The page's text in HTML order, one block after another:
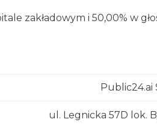
zakładowym i 50,00% w
Public24.ai
ul. Legnicka 57D lok.